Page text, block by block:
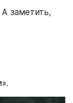
А заметить,